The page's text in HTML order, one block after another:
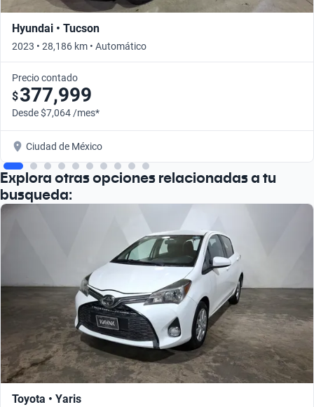
Hyundai • Tucson
2023 • 28,186 km • Automático
Precio contado
$377,999
Desde $7,064 /mes*
Ciudad de México
Explora otras opciones relacionadas a tu
busqueda:
Toyota • Yaris